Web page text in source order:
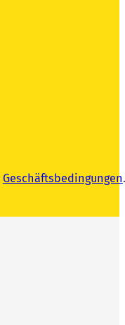
Geschäftsbedingungen.